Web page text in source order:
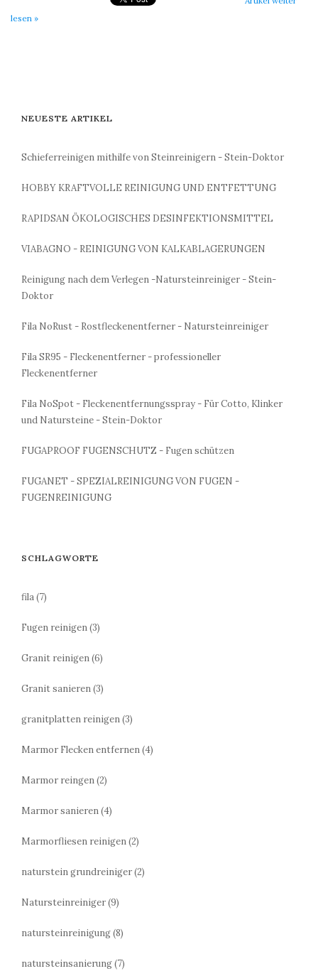
lesen »
NEUESTE ARTIKEL
Schieferreinigen mithilfe von Steinreinigern - Stein-Doktor
HOBBY KRAFTVOLLE REINIGUNG UND ENTFETTUNG
RAPIDSAN ÖKOLOGISCHES DESINFEKTIONSMITTEL
VIABAGNO - REINIGUNG VON KALKABLAGERUNGEN
Reinigung nach dem Verlegen -Natursteinreiniger - Stein-
Doktor
Fila NoRust - Rostfleckenentferner - Natursteinreiniger
Fila SR95 - Fleckenentferner - professioneller
Fleckenentferner
Fila NoSpot - Fleckenentfernungsspray - Für Cotto, Klinker
und Natursteine - Stein-Doktor
FUGAPROOF FUGENSCHUTZ - Fugen schützen
FUGANET - SPEZIALREINIGUNG VON FUGEN -
FUGENREINIGUNG
SCHLAGWORTE
fila(7)
Fugen reinigen(3)
Granit reinigen(6)
Granit sanieren(3)
granitplatten reinigen(3)
Marmor Flecken entfernen(4)
Marmor reingen(2)
Marmor sanieren(4)
Marmorfliesen reinigen(2)
naturstein grundreiniger(2)
Natursteinreiniger(9)
natursteinreinigung(8)
natursteinsanierung(7)